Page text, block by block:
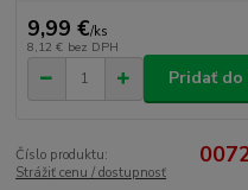
9,99 €/ks
8,12 € bez DPH
Pridať do
Číslo produktu:
Strážiť cenu / dostupnosť